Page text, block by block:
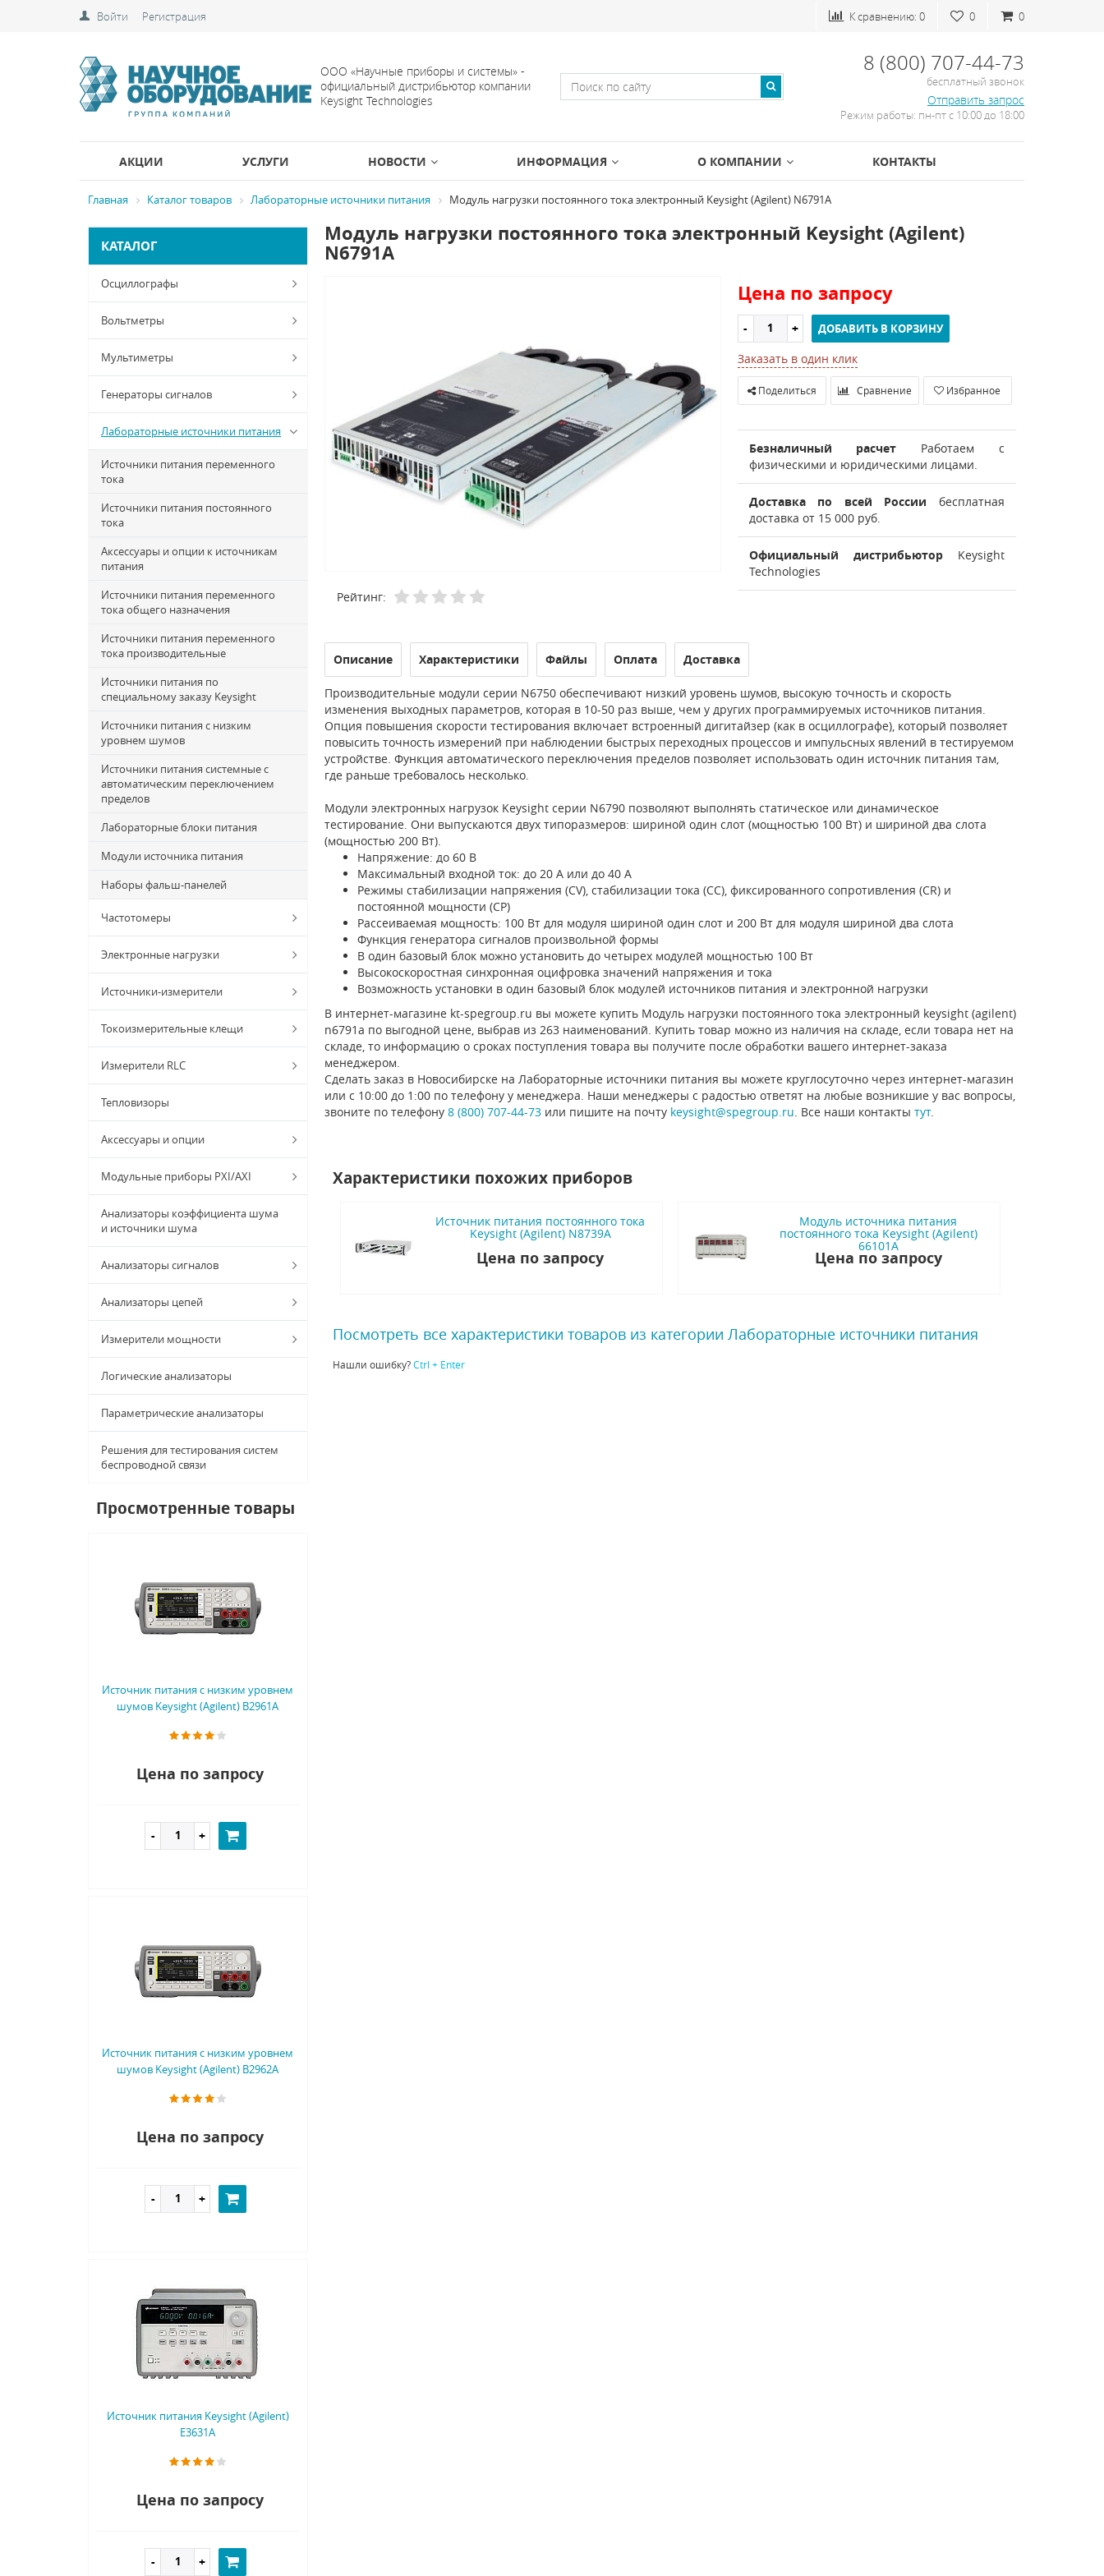
Войти Регистрация 0
0
К сравнению: 0
ООО «Научные приборы и системы» -
официальный дистрибьютор компании
Keysight Technologies
8 (800) 707-44-73
бесплатный звонок
Отправить запрос
Режим работы: пн-пт с 10:00 до 18:00
АКЦИИ УСЛУГИ НОВОСТИ ИНФОРМАЦИЯ О КОМПАНИИ КОНТАКТЫ
Главная Каталог товаров Лабораторные источники питания Модуль нагрузки постоянного тока электронный Keysight (Agilent) N6791A
КАТАЛОГ
Осциллографы
Вольтметры
Мультиметры
Генераторы сигналов
Лабораторные источники питания
Источники питания переменного
тока
Источники питания постоянного
тока
Аксессуары и опции к источникам
питания
Источники питания переменного
тока общего назначения
Источники питания переменного
тока производительные
Источники питания по
специальному заказу Keysight
Источники питания с низким
уровнем шумов
Источники питания системные с
автоматическим переключением
пределов
Лабораторные блоки питания
Модули источника питания
Наборы фальш-панелей
Частотомеры
Электронные нагрузки
Источники-измерители
Токоизмерительные клещи
Измерители RLC
Тепловизоры
Аксессуары и опции
Модульные приборы PXI/AXI
Анализаторы коэффициента шума
и источники шума
Анализаторы сигналов
Анализаторы цепей
Измерители мощности
Логические анализаторы
Параметрические анализаторы
Решения для тестирования систем
беспроводной связи
Просмотренные товары
Источник питания с низким уровнем
шумов Keysight (Agilent) B2961A
Цена по запросу
Источник питания с низким уровнем
шумов Keysight (Agilent) B2962A
Цена по запросу
Источник питания Keysight (Agilent)
E3631A
Цена по запросу
Модуль нагрузки постоянного тока электронный Keysight (Agilent)
N6791A
Рейтинг:
Цена по запросу
ДОБАВИТЬ В КОРЗИНУ
Заказать в один клик
Поделиться Сравнение Избранное
Безналичный расчет Работаем с
физическими и юридическими лицами.
Доставка по всей России бесплатная
доставка от 15 000 руб.
Официальный дистрибьюторKeysight
Technologies
Описание Характеристики Файлы Оплата Доставка
Производительные модули серии N6750 обеспечивают низкий уровень шумов, высокую точность и скорость
изменения выходных параметров, которая в 10-50 раз выше, чем у других программируемых источников питания.
Опция повышения скорости тестирования включает встроенный дигитайзер (как в осциллографе), который позволяет
повысить точность измерений при наблюдении быстрых переходных процессов и импульсных явлений в тестируемом
устройстве. Функция автоматического переключения пределов позволяет использовать один источник питания там,
где раньше требовалось несколько.
Модули электронных нагрузок Keysight серии N6790 позволяют выполнять статическое или динамическое
тестирование. Они выпускаются двух типоразмеров: шириной один слот (мощностью 100 Вт) и шириной два слота
(мощностью 200 Вт).
Напряжение: до 60 В
Максимальный входной ток: до 20 А или до 40 А
Режимы стабилизации напряжения (CV), стабилизации тока (CC), фиксированного сопротивления (CR) и
постоянной мощности (CP)
Рассеиваемая мощность: 100 Вт для модуля шириной один слот и 200 Вт для модуля шириной два слота
Функция генератора сигналов произвольной формы
В один базовый блок можно установить до четырех модулей мощностью 100 Вт
Высокоскоростная синхронная оцифровка значений напряжения и тока
Возможность установки в один базовый блок модулей источников питания и электронной нагрузки
В интернет-магазине kt-spegroup.ru вы можете купить Модуль нагрузки постоянного тока электронный keysight (agilent)
n6791a по выгодной цене, выбрав из 263 наименований. Купить товар можно из наличия на складе, если товара нет на
складе, то информацию о сроках поступления товара вы получите после обработки вашего интернет-заказа
менеджером.
Сделать заказ в Новосибирске на Лабораторные источники питания вы можете круглосуточно через интернет-магазин
или с 10:00 до 1:00 по телефону у менеджера. Наши менеджеры с радостью ответят на любые возникшие у вас вопросы,
звоните по телефону 8 (800) 707-44-73или пишите на почту keysight@spegroup.ru . Все наши контакты тут.
Характеристики похожих приборов
Источник питания постоянного тока
Keysight (Agilent) N8739A
Цена по запросу
Модуль источника питания
постоянного тока Keysight (Agilent)
66101A
Цена по запросу
Посмотреть все характеристики товаров из категории Лабораторные источники питания
Нашли ошибку?Ctrl + Enter